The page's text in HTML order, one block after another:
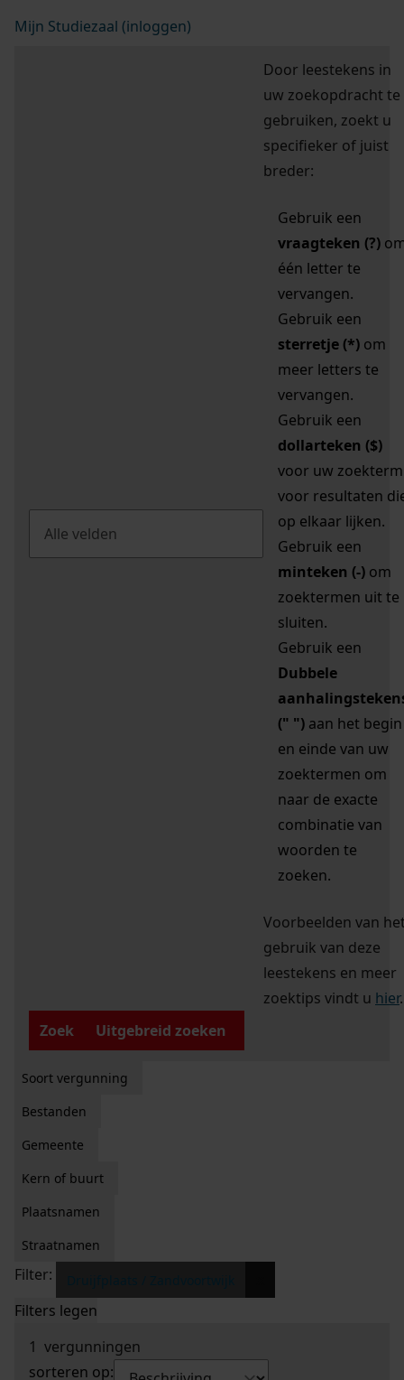
Mijn Studiezaal (inloggen)
Door leestekens in
uw zoekopdracht te
gebruiken, zoekt u
specifieker of juist
breder:
Gebruik een
vraagteken (?)
één letter te
vervangen.
Gebruik een
sterretje (*) om
meer letters te
vervangen.
Gebruik een
dollarteken ($)
voor uw zoekterm
voor resultaten
op elkaar lijken.
Gebruik een
minteken (-) om
zoektermen uit te
sluiten.
Gebruik een
Dubbele
(" ") aan het begin
en einde van uw
zoektermen om
naar de exacte
combinatie van
woorden te
zoeken.
Voorbeelden van
gebruik van deze
leestekens en meer
zoektips vindt u hier.
Zoek
Uitgebreid zoeken
Soort vergunning
Bestanden
Gemeente
Kern of buurt
Plaatsnamen
Straatnamen
Filter:
Filters legen
1 vergunningen
sorteren op: